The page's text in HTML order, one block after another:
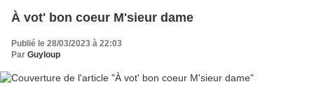
À vot' bon coeur M'sieur dame
Publié le 28/03/2023 à 22:03
Par Guyloup